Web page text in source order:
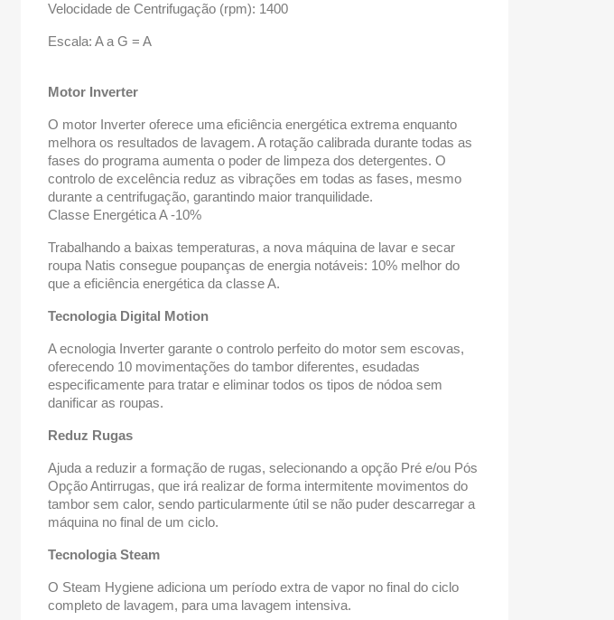
Velocidade de Centrifugação (rpm): 1400
Escala: A a G = A
Motor Inverter
O motor Inverter oferece uma eficiência energética extrema enquanto
melhora os resultados de lavagem. A rotação calibrada durante todas as
fases do programa aumenta o poder de limpeza dos detergentes. O
controlo de excelência reduz as vibrações em todas as fases, mesmo
durante a centrifugação, garantindo maior tranquilidade.
Classe Energética A -10%
Trabalhando a baixas temperaturas, a nova máquina de lavar e secar
roupa Natis consegue poupanças de energia notáveis: 10% melhor do
que a eficiência energética da classe A.
Tecnologia Digital Motion
A ecnologia Inverter garante o controlo perfeito do motor sem escovas,
oferecendo 10 movimentações do tambor diferentes, esudadas
especificamente para tratar e eliminar todos os tipos de nódoa sem
danificar as roupas.
Reduz Rugas
Ajuda a reduzir a formação de rugas, selecionando a opção Pré e/ou Pós
Opção Antirrugas, que irá realizar de forma intermitente movimentos do
tambor sem calor, sendo particularmente útil se não puder descarregar a
máquina no final de um ciclo.
Tecnologia Steam
O Steam Hygiene adiciona um período extra de vapor no final do ciclo
completo de lavagem, para uma lavagem intensiva.